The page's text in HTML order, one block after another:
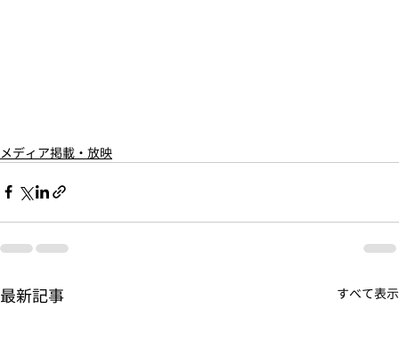
メディア掲載・放映
最新記事 すべて表示